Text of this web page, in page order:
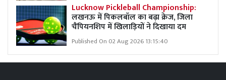
Lucknow Pickleball Championship:
लखनऊ में पिकलबॉल का बढ़ा क्रेज, जिला
चैंपियनशिप में खिलाड़ियों ने दिखाया दम
Published On 02 Aug 2026 13:15:40